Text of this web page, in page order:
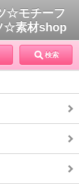
☆モチーフ
☆素材shop
検索